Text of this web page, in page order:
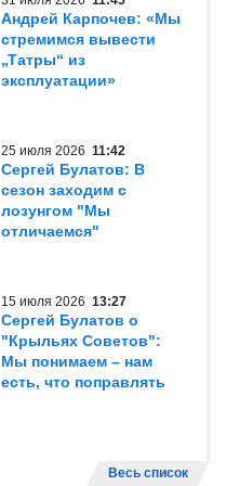
Андрей Карпочев: «Мы
стремимся вывести
„Татры“ из
эксплуатации»
25 июля 2026 11:42
Сергей Булатов: В
сезон заходим с
лозунгом "Мы
отличаемся"
15 июля 2026 13:27
Сергей Булатов о
"Крыльях Советов":
Мы понимаем – нам
есть, что поправлять
Весь список